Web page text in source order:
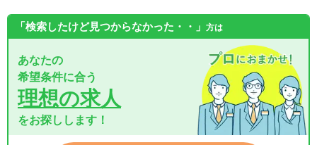
「検索したけど見つからなかった・・」 方は
あなたの
希望条件に合う
理想の求人
をお探しします！